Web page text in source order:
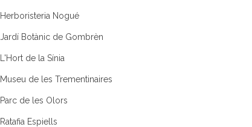
Herboristeria Nogué
Jardí Botànic de Gombrèn
L'Hort de la Sínia
Museu de les Trementinaires
Parc de les Olors
Ratafia Espiells